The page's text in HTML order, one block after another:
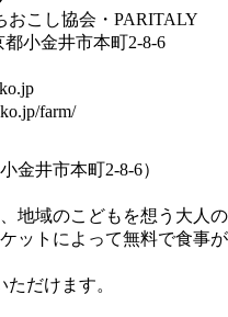
おこし協会・PARITALY
小金井市本町2-8-6
farm/
金井市本町2-8-6）
地域のこどもを想う大人の
ットによって無料で食事が
だけます。